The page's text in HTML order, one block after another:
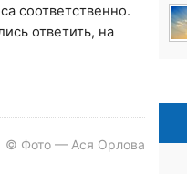
соответственно.
ответить, на
© Фото — Ася Орлова